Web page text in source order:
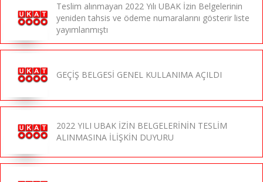
Teslim alınmayan 2022 Yılı UBAK İzin Belgelerinin
yeniden tahsis ve ödeme numaralarını gösterir liste
yayımlanmıştı
GEÇİŞ BELGESİ GENEL KULLANIMA AÇILDI
2022 YILI UBAK İZİN BELGELERİNİN TESLİM
ALINMASINA İLİŞKİN DUYURU